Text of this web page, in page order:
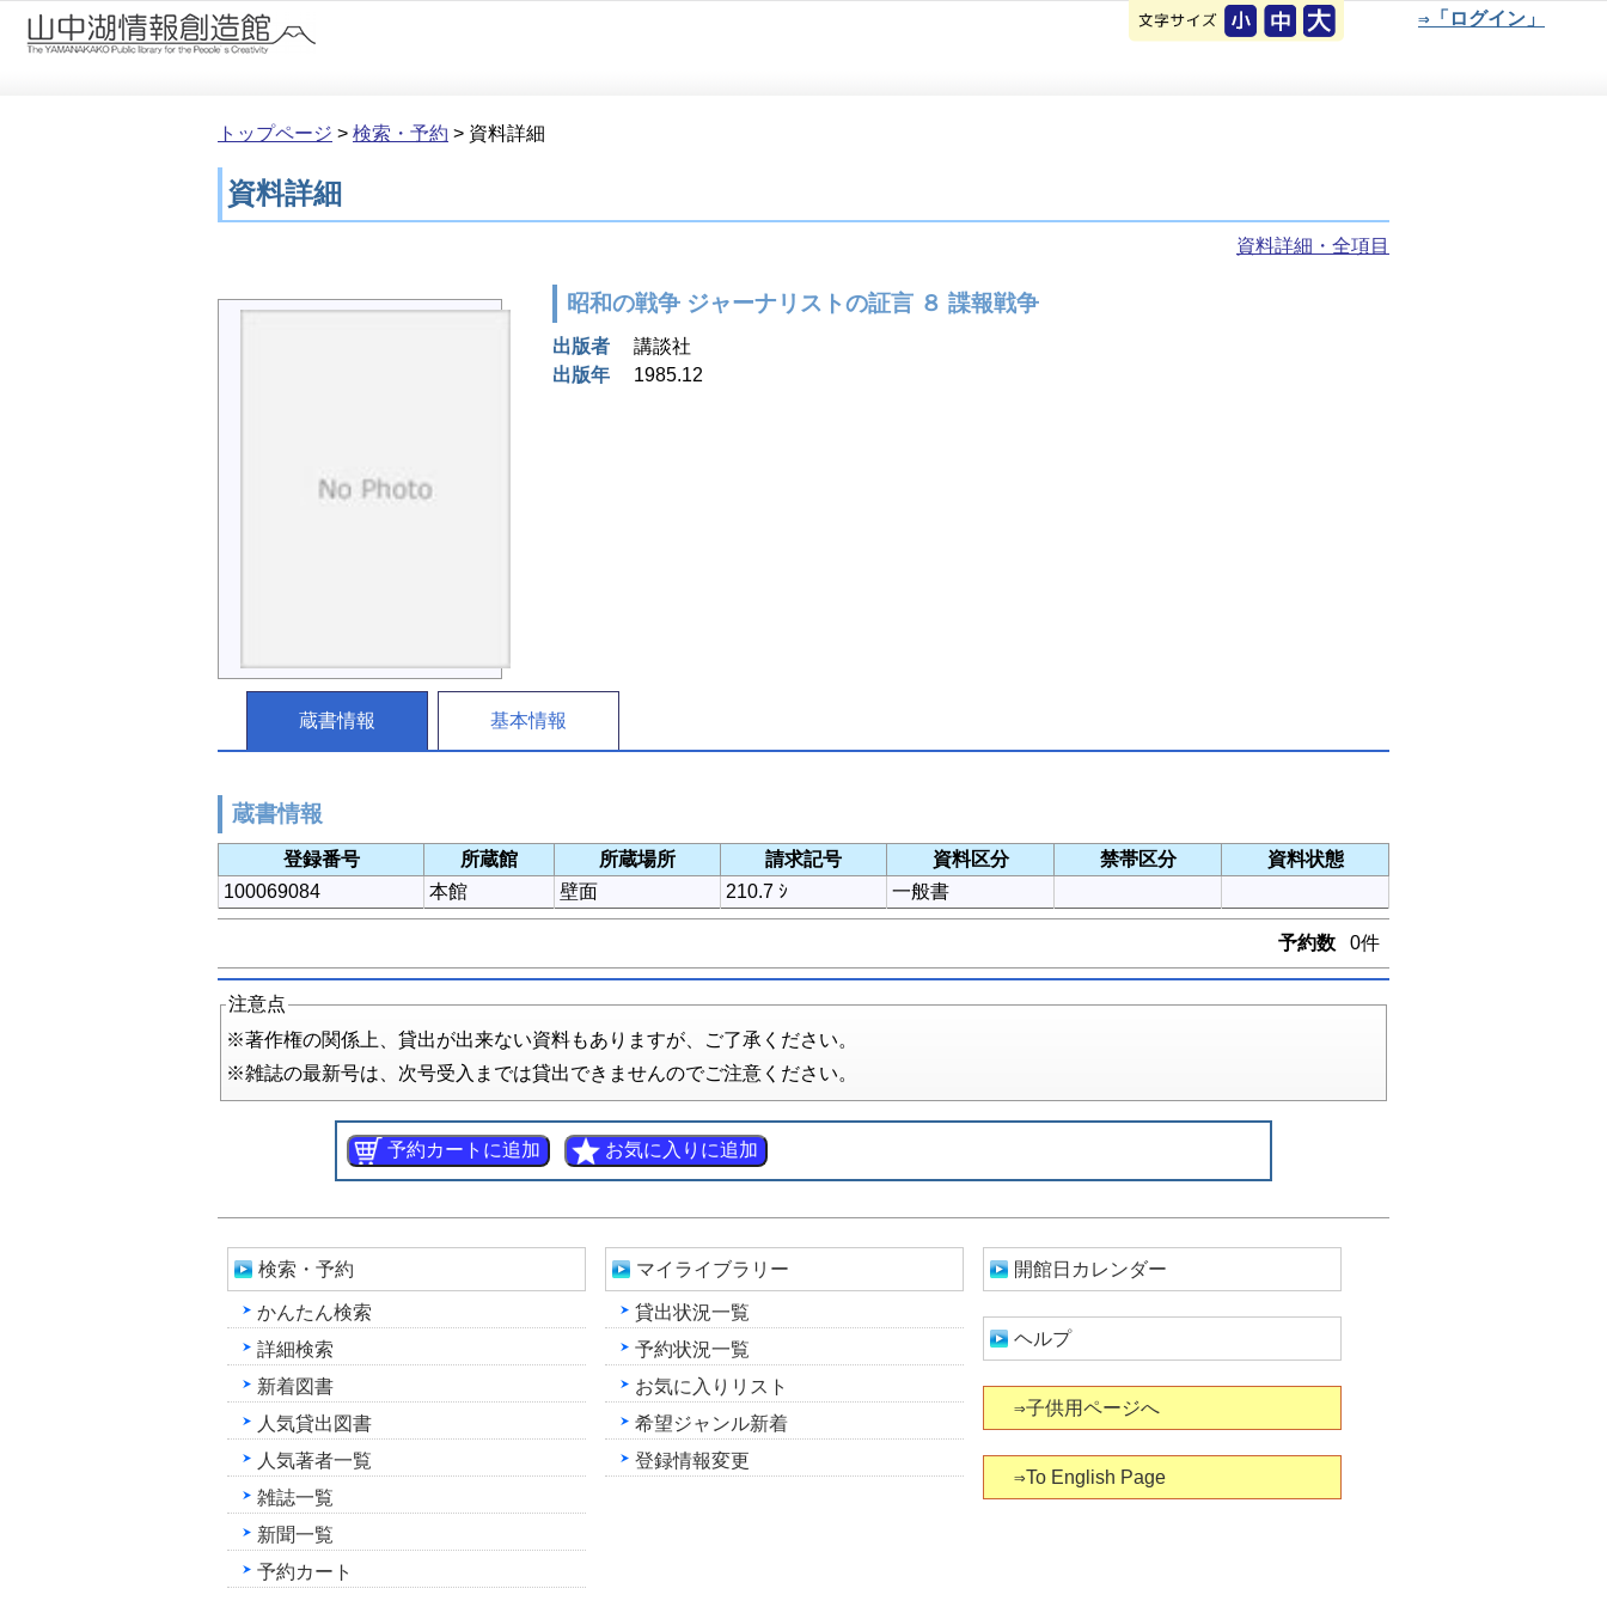
本文へ移動 ⇒「ログイン」
トップページ > 検索・予約 > 資料詳細
資料詳細
資料詳細・全項目
昭和の戦争 ジャーナリストの証言 ８ 諜報戦争
出版者
講談社
出版年
1985.12
蔵書情報 基本情報
蔵書情報
登録番号 所蔵館 所蔵場所 請求記号 資料区分 禁帯区分
資料状態
100069084
本館 壁面 210.7 ｼ 一般書
予約数 0件
注意点
※著作権の関係上、貸出が出来ない資料もありますが、ご了承ください。
※雑誌の最新号は、次号受入までは貸出できませんのでご注意ください。
検索・予約
かんたん検索
詳細検索
新着図書
人気貸出図書
人気著者一覧
雑誌一覧
新聞一覧
予約カート
マイライブラリー
貸出状況一覧
予約状況一覧
お気に入りリスト
希望ジャンル新着
登録情報変更
開館日カレンダー
ヘルプ
⇒子供用ページへ
⇒To English Page